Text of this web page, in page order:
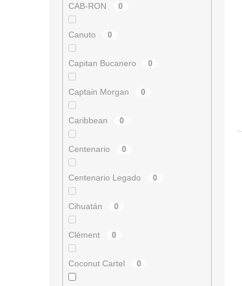
CAB-RON 0
Canuto 0
Capitan Bucanero 0
Captain Morgan 0
Caribbean 0
Centenario 0
Centenario Legado 0
Cihuatán 0
Clément 0
Coconut Cartel 0